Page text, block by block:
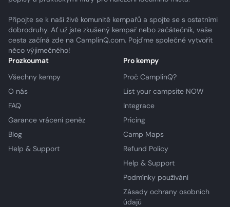
Připojte se k naší živé komunitě kempařů a spojte se s ostatními
dobrodruhy. Ať už jste zkušený kempař nebo začátečník, vaše
cesta začíná zde na CamplinQ.com. Pojďme společně vytvořit
něco výjimečného!
Prozkoumat
Všechny kempy
O nás
FAQ
Garance vrácení peněz
Blog
Help & Support
Pro kempy
Proč CamplinQ?
List your campsite NOW
Integrace
Pricing
Camp Maps
Refund Policy
Help & Support
Podmínky používání
Zásady ochrany osobních
údajů